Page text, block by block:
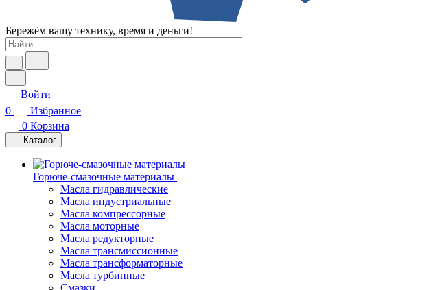
Бережём вашу технику, время и деньги!
Войти
0
Избранное
0 Корзина
Каталог
Горюче-смазочные материалы
Масла гидравлические
Масла индустриальные
Масла компрессорные
Масла моторные
Масла редукторные
Масла трансмиссионные
Масла трансформаторные
Масла турбинные
Смазки